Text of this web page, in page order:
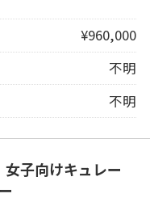
¥960,000
不明
不明
子向けキュレー